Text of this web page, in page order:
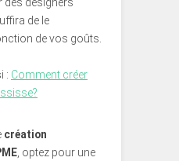
de le
de vos goûts.
: Comment créer
création
, optez pour une